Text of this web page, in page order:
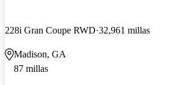
228i Gran Coupe RWD 32,961 millas
Madison, GA
87 millas